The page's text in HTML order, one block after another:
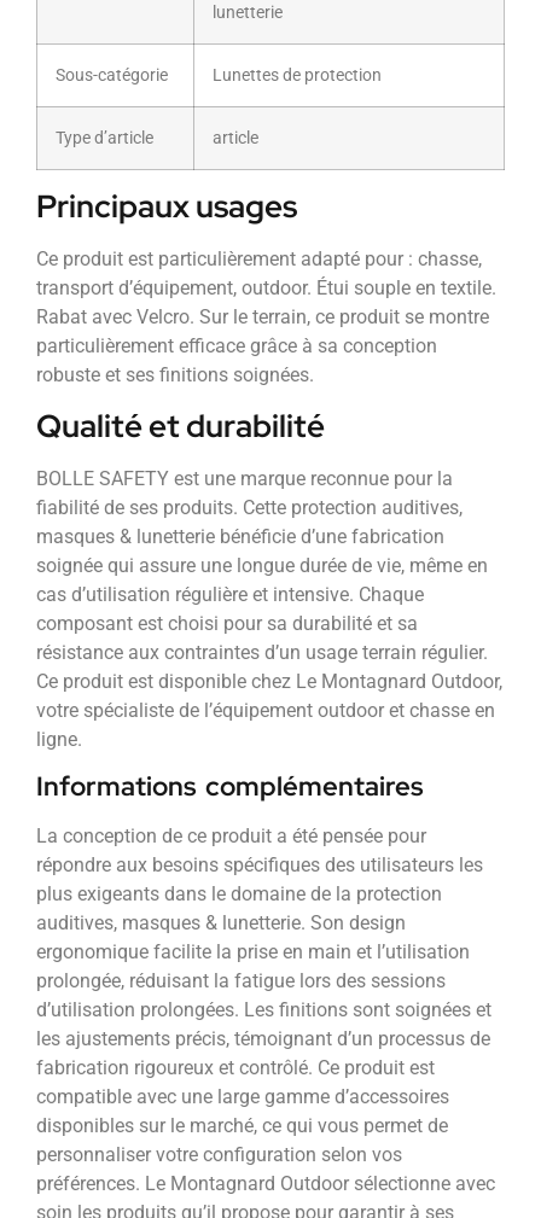
lunetterie
Sous-catégorie Lunettes de protection
Type d’article article
Principaux usages
Ce produit est particulièrement adapté pour : chasse,
transport d’équipement, outdoor. Étui souple en textile.
Rabat avec Velcro. Sur le terrain, ce produit se montre
particulièrement efficace grâce à sa conception
robuste et ses finitions soignées.
Qualité et durabilité
BOLLE SAFETY est une marque reconnue pour la
fiabilité de ses produits. Cette protection auditives,
masques & lunetterie bénéficie d’une fabrication
soignée qui assure une longue durée de vie, même en
cas d’utilisation régulière et intensive. Chaque
composant est choisi pour sa durabilité et sa
résistance aux contraintes d’un usage terrain régulier.
Ce produit est disponible chez Le Montagnard Outdoor,
votre spécialiste de l’équipement outdoor et chasse en
ligne.
Informations complémentaires
La conception de ce produit a été pensée pour
répondre aux besoins spécifiques des utilisateurs les
plus exigeants dans le domaine de la protection
auditives, masques & lunetterie. Son design
ergonomique facilite la prise en main et l’utilisation
prolongée, réduisant la fatigue lors des sessions
d’utilisation prolongées. Les finitions sont soignées et
les ajustements précis, témoignant d’un processus de
fabrication rigoureux et contrôlé. Ce produit est
compatible avec une large gamme d’accessoires
disponibles sur le marché, ce qui vous permet de
personnaliser votre configuration selon vos
préférences. Le Montagnard Outdoor sélectionne avec
soin les produits qu’il propose pour garantir à ses